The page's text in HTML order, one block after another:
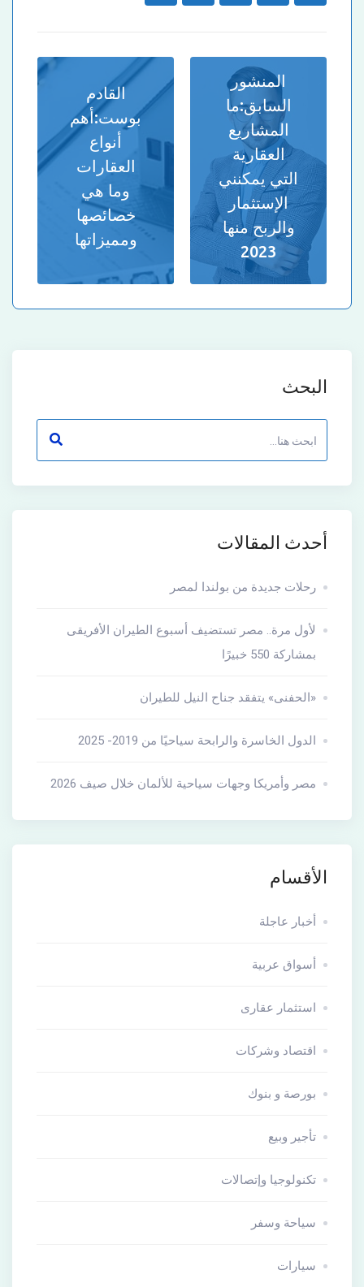
المنشور
السابق:ما
المشاريع
العقارية
التي يمكنني
الإستثمار
والربح منها
2023
القادم
بوست:أهم
أنواع
العقارات
وما هي
خصائصها
ومميزاتها
البحث
أحدث المقالات
رحلات جديدة من بولندا لمصر
لأول مرة.. مصر تستضيف أسبوع الطيران الأفريقى
بمشاركة 550 خبيرًا
«الحفنى» يتفقد جناح النيل للطيران
الدول الخاسرة والرابحة سياحيًا من 2019- 2025
مصر وأمريكا وجهات سياحية للألمان خلال صيف 2026
الأقسام
أخبار عاجلة
أسواق عربية
استثمار عقارى
اقتصاد وشركات
بورصة و بنوك
تأجير وبيع
تكنولوجيا وإتصالات
سياحة وسفر
سيارات